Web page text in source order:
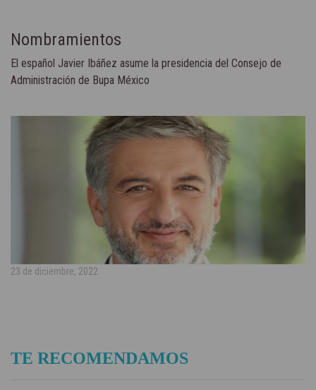
Nombramientos
El español Javier Ibáñez asume la presidencia del Consejo de
Administración de Bupa México
23 de diciembre, 2022
TE RECOMENDAMOS